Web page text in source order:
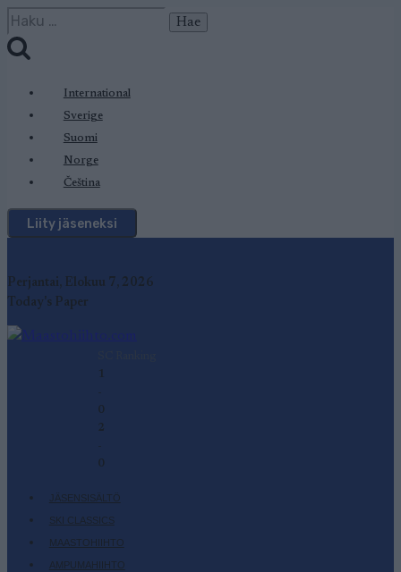
Siirry
sisältöön
Haku:
International
Sverige
Suomi
Norge
Čeština
Liity jäseneksi
Perjantai, Elokuu 7, 2026
Today's Paper
1
-
0
2
-
0
JÄSENSISÄLTÖ
SKI CLASSICS
MAASTOHIIHTO
AMPUMAHIIHTO